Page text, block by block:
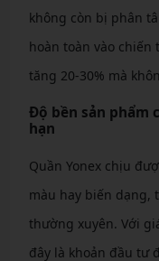
không còn bị phân
hoàn toàn vào
tăng 20-30% mà
Độ bền sản phẩm
hạn
Quần Yonex chịu
màu hay biến dạng,
thường xuyên. Với
đây là khoản đầu tư